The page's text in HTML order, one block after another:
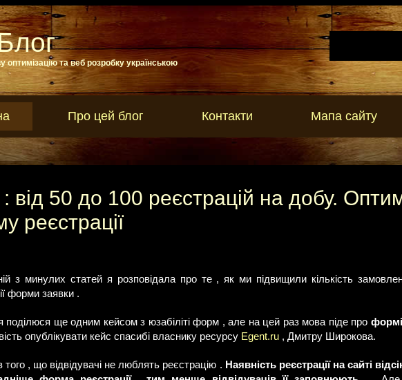
оптимізацію та веб розробку українською
Про цей блог Контакти Мапа сайту
від 50 до 100 реєстрацій на добу.
реєстрації
з минулих статей я розповідала про те , як ми підвищили кількість
форми заявки .
поділюся ще одним кейсом з юзабіліті форм , але на цей раз мова піде про формі
опублікувати кейс спасибі власнику ресурсу Egent.ru , Дмитру Широкова.
того , що відвідувачі не люблять реєстрацію . Наявність реєстрації на сайті